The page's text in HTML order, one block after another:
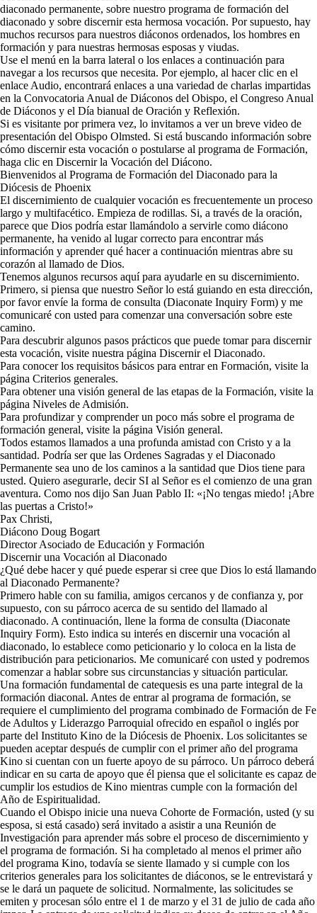
diaconado permanente, sobre nuestro programa de formación del
diaconado y sobre discernir esta hermosa vocación. Por supuesto, hay
muchos recursos para nuestros diáconos ordenados, los hombres en
formación y para nuestras hermosas esposas y viudas.
Use el menú en la barra lateral o los enlaces a continuación para
navegar a los recursos que necesita. Por ejemplo, al hacer clic en el
enlace Audio, encontrará enlaces a una variedad de charlas impartidas
en la Convocatoria Anual de Diáconos del Obispo, el Congreso Anual
de Diáconos y el Día bianual de Oración y Reflexión.
Si es visitante por primera vez, lo invitamos a ver un breve video de
presentación del Obispo Olmsted. Si está buscando información sobre
cómo discernir esta vocación o postularse al programa de Formación,
haga clic en Discernir la Vocación del Diácono.
Bienvenidos al Programa de Formación del Diaconado para la
Diócesis de Phoenix
El discernimiento de cualquier vocación es frecuentemente un proceso
largo y multifacético. Empieza de rodillas. Si, a través de la oración,
parece que Dios podría estar llamándolo a servirle como diácono
permanente, ha venido al lugar correcto para encontrar más
información y aprender qué hacer a continuación mientras abre su
corazón al llamado de Dios.
Tenemos algunos recursos aquí para ayudarle en su discernimiento.
Primero, si piensa que nuestro Señor lo está guiando en esta dirección,
por favor envíe la forma de consulta (Diaconate Inquiry Form) y me
comunicaré con usted para comenzar una conversación sobre este
camino.
Para descubrir algunos pasos prácticos que puede tomar para discernir
esta vocación, visite nuestra página Discernir el Diaconado.
Para conocer los requisitos básicos para entrar en Formación, visite la
página Criterios generales.
Para obtener una visión general de las etapas de la Formación, visite la
página Niveles de Admisión.
Para profundizar y comprender un poco más sobre el programa de
formación general, visite la página Visión general.
Todos estamos llamados a una profunda amistad con Cristo y a la
santidad. Podría ser que las Ordenes Sagradas y el Diaconado
Permanente sea uno de los caminos a la santidad que Dios tiene para
usted. Quiero asegurarle, decir SI al Señor es el comienzo de una gran
aventura. Como nos dijo San Juan Pablo II: «¡No tengas miedo! ¡Abre
las puertas a Cristo!»
Pax Christi,
Diácono Doug Bogart
Director Asociado de Educación y Formación
Discernir una Vocación al Diaconado
¿Qué debe hacer y qué puede esperar si cree que Dios lo está llamando
al Diaconado Permanente?
Primero hable con su familia, amigos cercanos y de confianza y, por
supuesto, con su párroco acerca de su sentido del llamado al
diaconado. A continuación, llene la forma de consulta (Diaconate
Inquiry Form). Esto indica su interés en discernir una vocación al
diaconado, lo establece como peticionario y lo coloca en la lista de
distribución para peticionarios. Me comunicaré con usted y podremos
comenzar a hablar sobre sus circunstancias y situación particular.
Una formación fundamental de catequesis es una parte integral de la
formación diaconal. Antes de entrar al programa de formación, se
requiere el cumplimiento del programa combinado de Formación de Fe
de Adultos y Liderazgo Parroquial ofrecido en español o inglés por
parte del Instituto Kino de la Diócesis de Phoenix. Los solicitantes se
pueden aceptar después de cumplir con el primer año del programa
Kino si cuentan con un fuerte apoyo de su párroco. Un párroco deberá
indicar en su carta de apoyo que él piensa que el solicitante es capaz de
cumplir los estudios de Kino mientras cumple con la formación del
Año de Espiritualidad.
Cuando el Obispo inicie una nueva Cohorte de Formación, usted (y su
esposa, si está casado) será invitado a asistir a una Reunión de
Investigación para aprender más sobre el proceso de discernimiento y
el programa de formación. Si ha completado al menos el primer año
del programa Kino, todavía se siente llamado y si cumple con los
criterios generales para los solicitantes de diáconos, se le entrevistará y
se le dará un paquete de solicitud. Normalmente, las solicitudes se
emiten y procesan sólo entre el 1 de marzo y el 31 de julio de cada año